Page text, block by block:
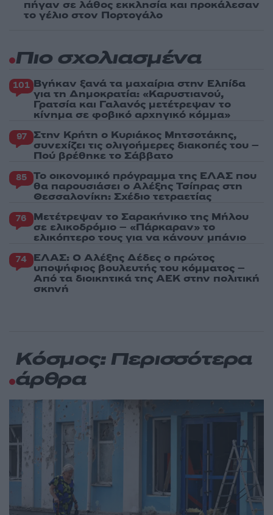
πήγαν σε λάθος εκκλησία και προκάλεσαν
το γέλιο στον Πορτογάλο
Πιο σχολιασμένα
101 Βγήκαν ξανά τα μαχαίρια στην Ελπίδα
για τη Δημοκρατία: «Καρυστιανού,
Γρατσία και Γαλανός μετέτρεψαν το
κίνημα σε φοβικό αρχηγικό κόμμα»
97 Στην Κρήτη ο Κυριάκος Μητσοτάκης,
συνεχίζει τις ολιγοήμερες διακοπές του –
Πού βρέθηκε το Σάββατο
85 Το οικονομικό πρόγραμμα της ΕΛΑΣ που
θα παρουσιάσει ο Αλέξης Τσίπρας στη
Θεσσαλονίκη: Σχέδιο τετραετίας
76 Μετέτρεψαν το Σαρακήνικο της Μήλου
σε ελικοδρόμιο – «Πάρκαραν» το
ελικόπτερο τους για να κάνουν μπάνιο
74 ΕΛΑΣ: Ο Αλέξης Δέδες ο πρώτος
υποψήφιος βουλευτής του κόμματος –
Από τα διοικητικά της ΑΕΚ στην πολιτική
σκηνή
Κόσμος: Περισσότερα
άρθρα